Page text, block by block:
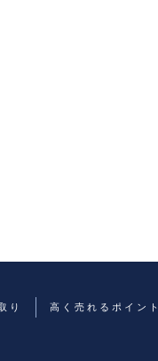
り 高く売れるポイント